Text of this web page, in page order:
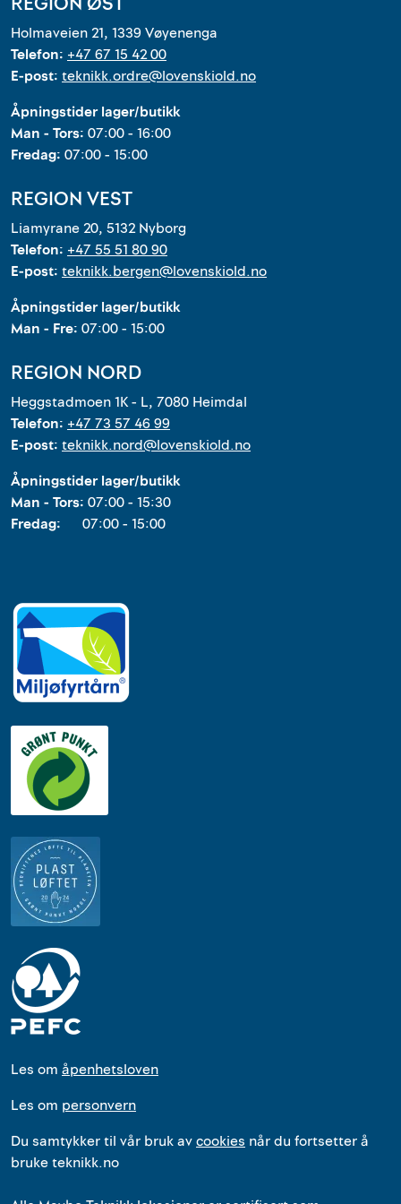
Holmaveien 21, 1339 Vøyenenga
Telefon: +47 67 15 42 00
E-post: teknikk.ordre@lovenskiold.no
Åpningstider lager/butikk
Man - Tors: 07:00 - 16:00
Fredag: 07:00 - 15:00
REGION VEST
Liamyrane 20, 5132 Nyborg
Telefon: +47 55 51 80 90
E-post: teknikk.bergen@lovenskiold.no
Åpningstider lager/butikk
Man - Fre: 07:00 - 15:00
REGION NORD
Heggstadmoen 1K - L, 7080 Heimdal
Telefon: +47 73 57 46 99
E-post: teknikk.nord@lovenskiold.no
Åpningstider lager/butikk
Man - Tors: 07:00 - 15:30
Fredag: 07:00 - 15:00
Les om åpenhetsloven
Les om personvern
Du samtykker til vår bruk avcookies når du fortsetter å
bruke teknikk.no